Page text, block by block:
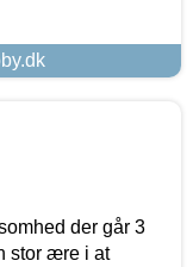
der går 3
stor ære i at